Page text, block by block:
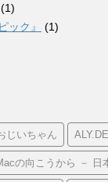
(1)
ック』
(1)
じいちゃん
の向こうから － 日